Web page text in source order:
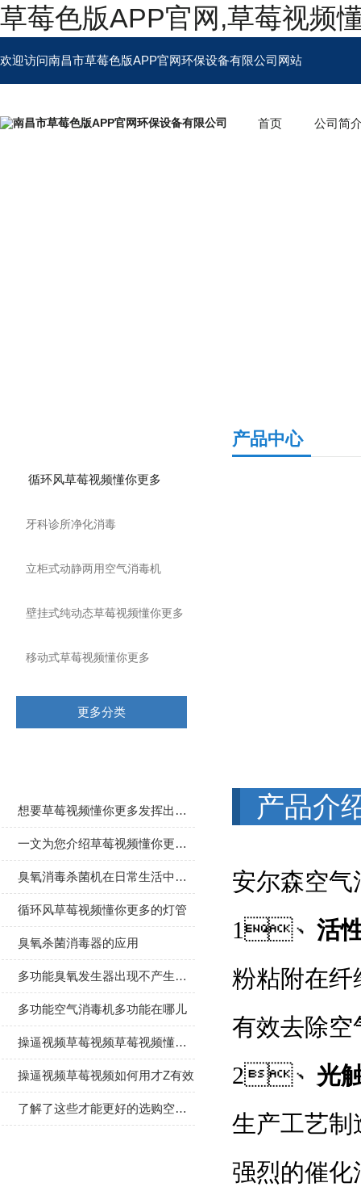
草莓色版APP官网,草莓视频
欢迎访问南昌市草莓色版APP官网环保设备有限公司网站
首页 公司简
循环风草莓视频懂你更多
牙科诊所净化消毒
立柜式动静两用空气消毒机
壁挂式纯动态草莓视频懂你更多
移动式草莓视频懂你更多
更多分类
想要草莓视频懂你更多发挥出更好效果要做好以下几点
一文为您介绍草莓视频懂你更多的使用方法
臭氧消毒杀菌机在日常生活中的作用
循环风草莓视频懂你更多的灯管
臭氧杀菌消毒器的应用
多功能臭氧发生器出现不产生臭氧现象的原因介绍
多功能空气消毒机多功能在哪儿
操逼视频草莓视频草莓视频懂你更多应如何选择
操逼视频草莓视频如何用才Z有效
了解了这些才能更好的选购空气消毒机
产品中心
产品介
安尔森空气
1、 活
粉粘附在纤
有效去除空
2、 光
生产工艺制
强烈的催化